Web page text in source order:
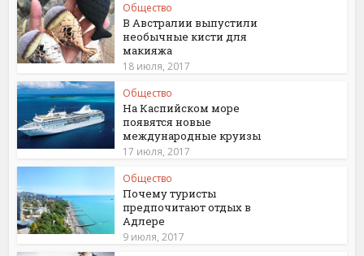
Общество
В Австралии выпустили
необычные кисти для
макияжа
18 июля, 2017
Общество
На Каспийском море
появятся новые
международные круизы
17 июля, 2017
Общество
Почему туристы
предпочитают отдых в
Адлере
9 июля, 2017